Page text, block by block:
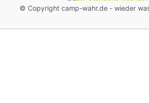
© Copyright camp-wahr.de - wieder